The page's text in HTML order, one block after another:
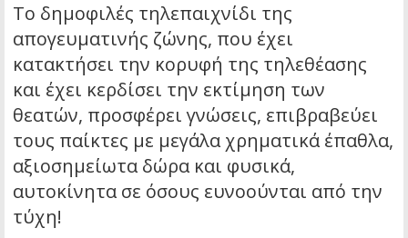
Το δημοφιλές τηλεπαιχνίδι της
απογευματινής ζώνης, που έχει
κατακτήσει την κορυφή της τηλεθέασης
και έχει κερδίσει την εκτίμηση των
θεατών, προσφέρει γνώσεις, επιβραβεύει
τους παίκτες με μεγάλα χρηματικά έπαθλα,
αξιοσημείωτα δώρα και φυσικά,
αυτοκίνητα σε όσους ευνοούνται από την
τύχη!